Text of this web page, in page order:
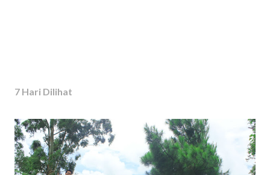
s
n
g
K
o
7 Hari Dilihat